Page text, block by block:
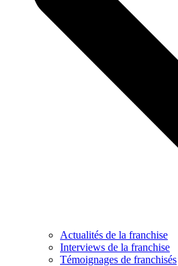
Actualités de la franchise
Interviews de la franchise
Témoignages de franchisés